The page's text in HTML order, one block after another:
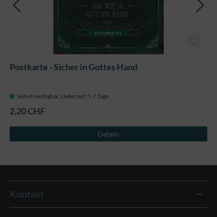
Postkarte - Sicher in Gottes Hand
Sofort verfügbar, Lieferzeit: 5-7 Tage
2,20 CHF
Details
Kontakt